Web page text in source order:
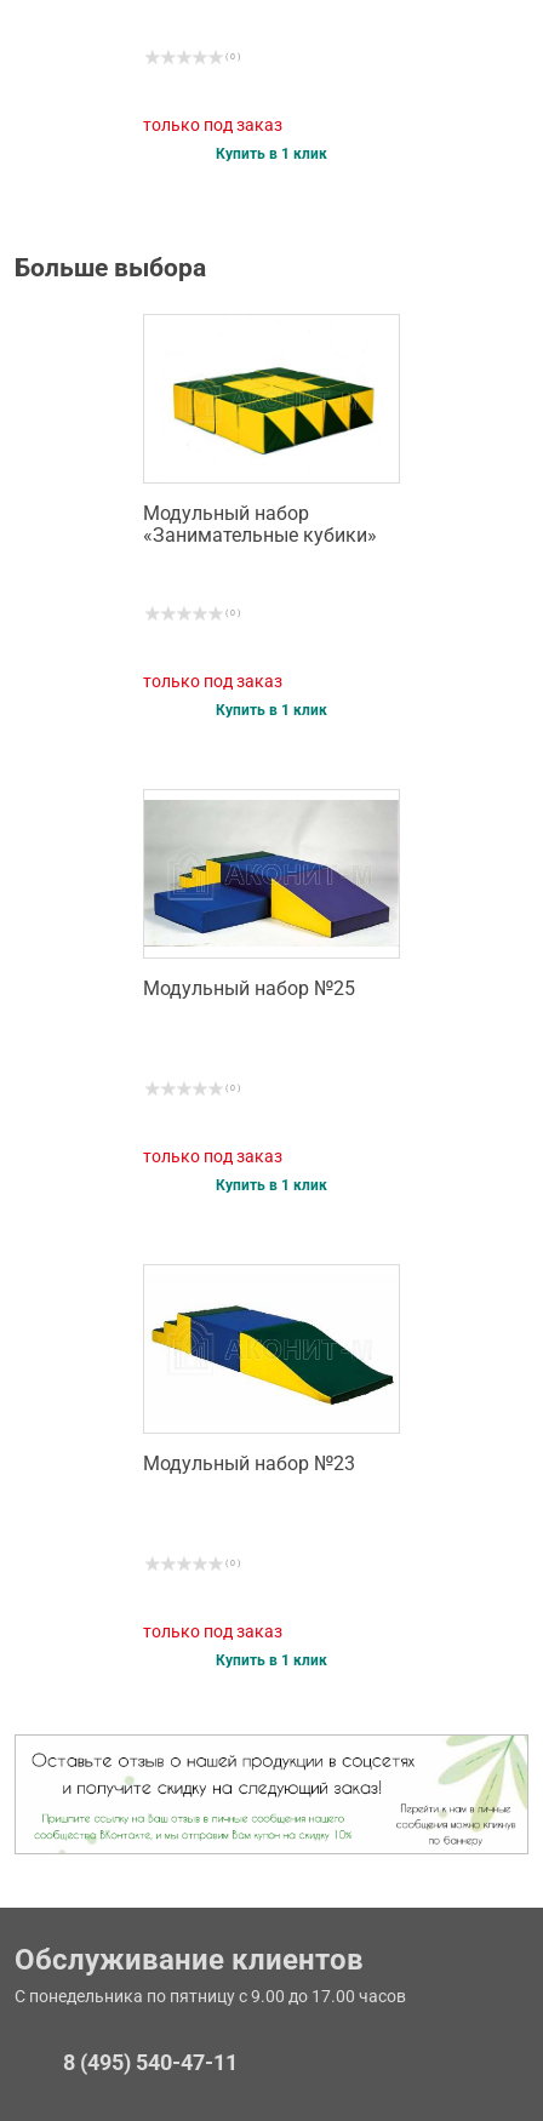
( 0 )
только под заказ
Купить в 1 клик
Больше выбора
Модульный набор
«Занимательные кубики»
( 0 )
только под заказ
Купить в 1 клик
Модульный набор №25
( 0 )
только под заказ
Купить в 1 клик
Модульный набор №23
( 0 )
только под заказ
Купить в 1 клик
Обслуживание клиентов
С понедельника по пятницу с 9.00 до 17.00 часов
8 (495) 540-47-11